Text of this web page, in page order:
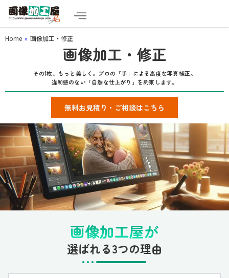
Home » 画像加工・修正
画像加工・修正
その1枚、もっと美しく。プロの「手」による高度な写真補正。
違和感のない「自然な仕上がり」を約束します。
無料お見積り・ご相談はこちら
画像加工屋が
選ばれる3つの理由